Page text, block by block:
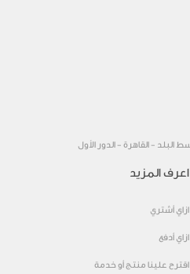
اعرف المزيد
ازاي أشتري
ازاي أدفع
اقترح علينا منتج أو خدمة